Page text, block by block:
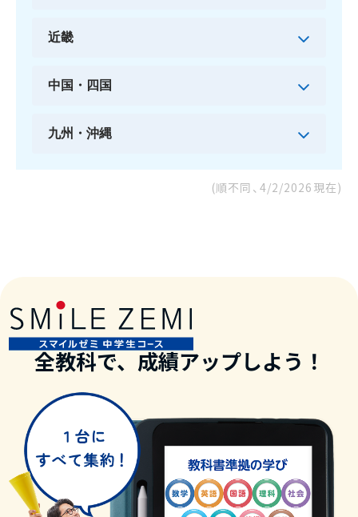
近畿
中国・四国
九州・沖縄
(順不同、 4/2/2026 現在)
全教科で、成績アップしよう！